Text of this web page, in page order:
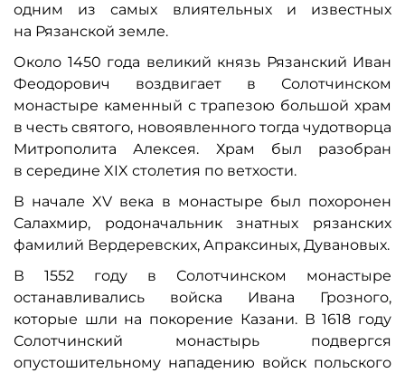
одним из самых влиятельных и известных
на Рязанской земле.
Около 1450 года великий князь Рязанский Иван
Феодорович воздвигает в Солотчинском
монастыре каменный с трапезою большой храм
в честь святого, новоявленного тогда чудотворца
Митрополита Алексея. Храм был разобран
в середине XIX столетия по ветхости.
В начале XV века в монастыре был похоронен
Салахмир, родоначальник знатных рязанских
фамилий Вердеревских, Апраксиных, Дувановых.
В 1552 году в Солотчинском монастыре
останавливались войска Ивана Грозного,
которые шли на покорение Казани. В 1618 году
Солотчинский монастырь подвергся
опустошительному нападению войск польского